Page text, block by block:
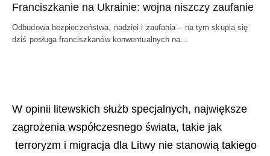
Franciszkanie na Ukrainie: wojna niszczy zaufanie
Odbudowa bezpieczeństwa, nadziei i zaufania – na tym skupia się
dziś posługa franciszkanów konwentualnych na…
W opinii litewskich służb specjalnych, największe
zagrożenia współczesnego świata, takie jak
terroryzm i migracja dla Litwy nie stanowią takiego